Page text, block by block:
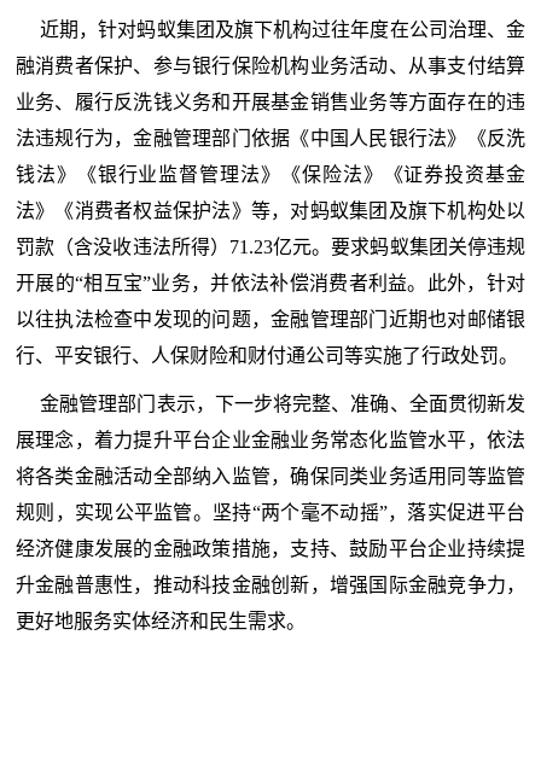
近期，针对蚂蚁集团及旗下机构过往年度在公司治理、金
融消费者保护、参与银行保险机构业务活动、从事支付结算
业务、履行反洗钱义务和开展基金销售业务等方面存在的违
法违规行为，金融管理部门依据《中国人民银行法》《反洗
钱法》《银行业监督管理法》《保险法》《证券投资基金
法》《消费者权益保护法》等，对蚂蚁集团及旗下机构处以
罚款（含没收违法所得）71.23亿元。要求蚂蚁集团关停违规
开展的“相互宝”业务，并依法补偿消费者利益。此外，针对
以往执法检查中发现的问题，金融管理部门近期也对邮储银
行、平安银行、人保财险和财付通公司等实施了行政处罚。
金融管理部门表示，下一步将完整、准确、全面贯彻新发
展理念，着力提升平台企业金融业务常态化监管水平，依法
将各类金融活动全部纳入监管，确保同类业务适用同等监管
规则，实现公平监管。坚持“两个毫不动摇”，落实促进平台
经济健康发展的金融政策措施，支持、鼓励平台企业持续提
升金融普惠性，推动科技金融创新，增强国际金融竞争力，
更好地服务实体经济和民生需求。